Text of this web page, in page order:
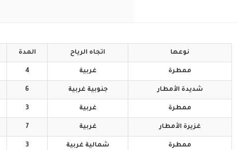
نوعها اتجاه الرياح المدة
ممطرة غربية 4
شديدة الأمطار جنوبية غربية 6
ممطرة غربية 3
غزيرة الأمطار غربية 7
ممطرة شمالية غربية 3